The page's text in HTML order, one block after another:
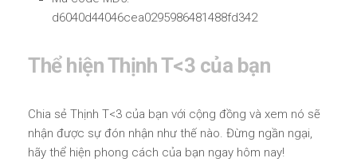
d6040d44046cea0295986481488fd342
Thể hiện Thịnh T<3 của bạn
Chia sẻ Thịnh T<3 của bạn với cộng đồng và xem nó sẽ
nhận được sự đón nhận như thế nào. Đừng ngần ngại,
hãy thể hiện phong cách của bạn ngay hôm nay!